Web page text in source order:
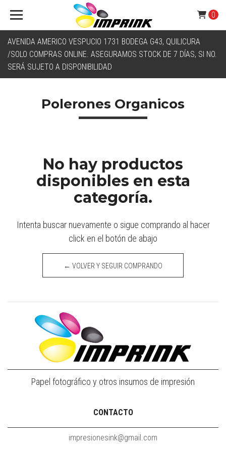
AVENIDA AMERICO VESPUCIO 1731 BODEGA G43, QUILICURA
/SOLO COMPRAS ONLINE. ASEGURAMOS STOCK DE 7 DÍAS, SI NO.
SERÁ SUJETO A DISPONIBILIDAD
0
Polerones Organicos
No hay productos
disponibles en esta
categoría.
Intenta buscar nuevamente o sigue comprando al hacer
click en el botón de abajo
← VOLVER Y SEGUIR COMPRANDO
Papel fotográfico y otros insumos de impresión
CONTACTO
impresionesink@gmail.com